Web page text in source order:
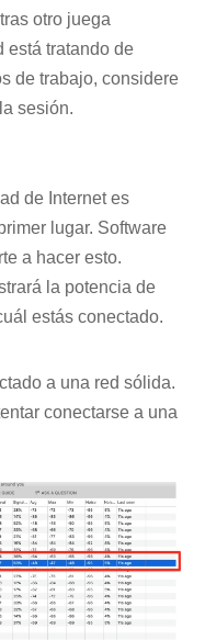
otro juega
está tratando de
de trabajo, considere
sesión.
de Internet es
lugar. Software
a hacer esto.
la potencia de
estás conectado.
a una red sólida.
conectarse a una